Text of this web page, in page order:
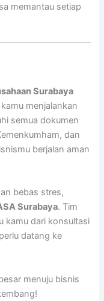
memantau setiap
Surabaya
menjalankan
semua dokumen
dan
berjalan aman
bebas stres,
Surabaya. Tim
kamu dari konsultasi
datang ke
menuju bisnis